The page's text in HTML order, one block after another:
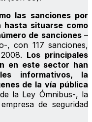
las sanciones por
hasta situarse como
de sanciones –
, con 117 sanciones,
Los principales
en este sector han
informativos, la
de la vía pública
la Ley Ómnibus-, la
de seguridad